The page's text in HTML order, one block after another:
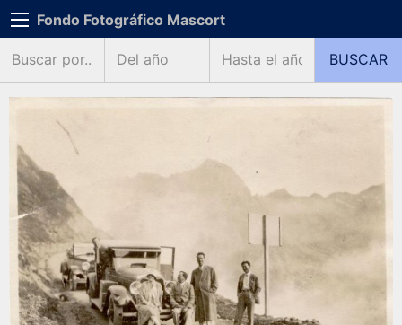
Fondo Fotográfico Mascort